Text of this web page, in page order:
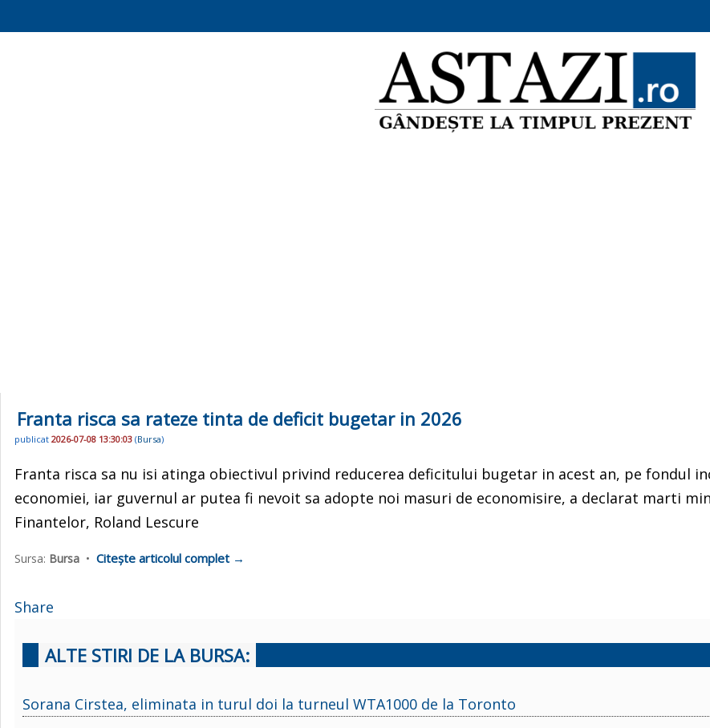
Franta risca sa rateze tinta de deficit bugetar in 2026
publicat 2026-07-08 13:30:03 (Bursa)
Franta risca sa nu isi atinga obiectivul privind reducerea deficitului bugetar in acest an, pe fondul
economiei, iar guvernul ar putea fi nevoit sa adopte noi masuri de economisire, a declarat marti
Finantelor, Roland Lescure
Sursa: Bursa • Citește articolul complet →
Share
ALTE STIRI DE LA BURSA:
Sorana Cirstea, eliminata in turul doi la turneul WTA1000 de la Toronto